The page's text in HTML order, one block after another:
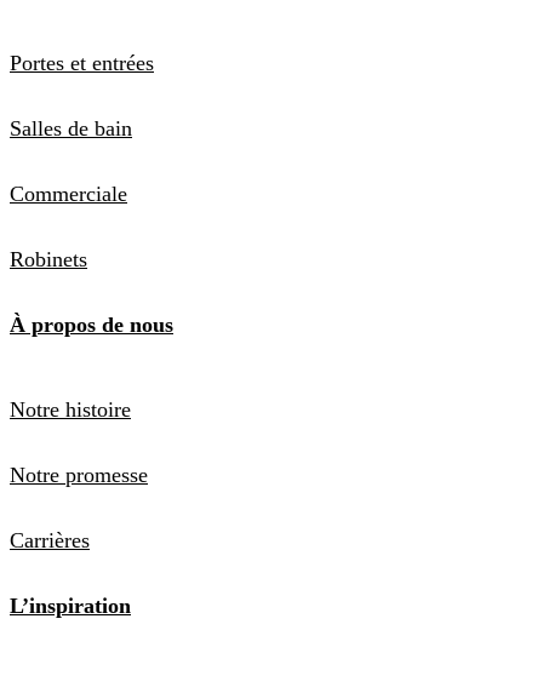
Portes et entrées
Salles de bain
Commerciale
Robinets
À propos de nous
Notre histoire
Notre promesse
Carrières
L’inspiration